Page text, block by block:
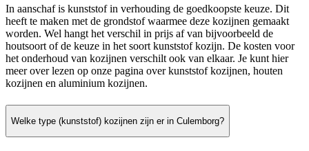
In aanschaf is kunststof in verhouding de goedkoopste keuze. Dit
heeft te maken met de grondstof waarmee deze kozijnen gemaakt
worden. Wel hangt het verschil in prijs af van bijvoorbeeld de
houtsoort of de keuze in het soort kunststof kozijn. De kosten voor
het onderhoud van kozijnen verschilt ook van elkaar. Je kunt hier
meer over lezen op onze pagina over kunststof kozijnen, houten
kozijnen en aluminium kozijnen.
Welke type (kunststof) kozijnen zijn er in Culemborg?